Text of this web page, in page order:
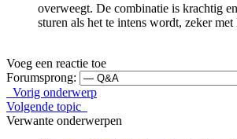
overweegt. De combinatie is krachtig
sturen als het te intens wordt, zeker
Voeg een reactie toe
Forumsprong:
Vorig onderwerp
Volgende topic
Verwante onderwerpen